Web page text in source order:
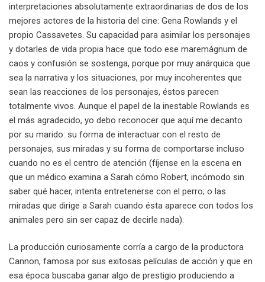
interpretaciones absolutamente extraordinarias de dos de los
mejores actores de la historia del cine: Gena Rowlands y el
propio Cassavetes. Su capacidad para asimilar los personajes
y dotarles de vida propia hace que todo ese maremágnum de
caos y confusión se sostenga, porque por muy anárquica que
sea la narrativa y los situaciones, por muy incoherentes que
sean las reacciones de los personajes, éstos parecen
totalmente vivos. Aunque el papel de la inestable Rowlands es
el más agradecido, yo debo reconocer que aquí me decanto
por su marido: su forma de interactuar con el resto de
personajes, sus miradas y su forma de comportarse incluso
cuando no es el centro de atención (fíjense en la escena en
que un médico examina a Sarah cómo Robert, incómodo sin
saber qué hacer, intenta entretenerse con el perro; o las
miradas que dirige a Sarah cuando ésta aparece con todos los
animales pero sin ser capaz de decirle nada).
La producción curiosamente corría a cargo de la productora
Cannon, famosa por sus exitosas películas de acción y que en
esa época buscaba ganar algo de prestigio produciendo a